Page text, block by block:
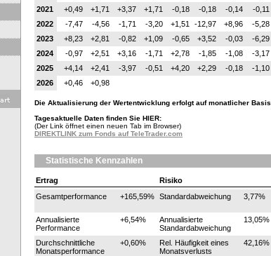
2021
+0,49 +1,71 +3,37 +1,71 -0,18 -0,18 -0,14 -0,11
2022
-7,47 -4,56 -1,71 -3,20 +1,51 -12,97 +8,96 -5,28
2023
+8,23 +2,81 -0,82 +1,09 -0,65 +3,52 -0,03 -6,29
2024
-0,97 +2,51 +3,16 -1,71 +2,78 -1,85 -1,08 -3,17
2025
+4,14 +2,41 -3,97 -0,51 +4,20 +2,29 -0,18 -1,10
2026
+0,46 +0,98
Die Aktualisierung der Wertentwicklung erfolgt auf monatlicher Basis.
Tagesaktuelle Daten finden Sie HIER:
(Der Link öffnet einen neuen Tab im Browser)
DIREKTLINK zum Fonds auf TeleTrader.com
Statistische Kennzahlen
Ertrag Risiko
Gesamtperformance
+165,59% Standardabweichung 3,77%
Annualisierte
Performance
+6,54%
Annualisierte
Standardabweichung
13,05%
Durchschnittliche
Monatsperformance
+0,60%
Rel. Häufigkeit eines
Monatsverlusts
42,16%